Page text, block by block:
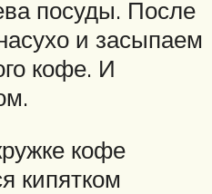
посуды. После
и засыпаем
кофе. И
кофе
кипятком